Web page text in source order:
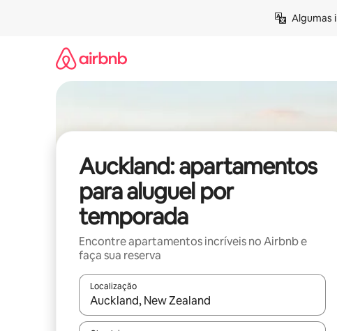
Algumas
Auckland: apartamentos
para aluguel por
temporada
Encontre apartamentos incríveis no Airbnb e
faça sua reserva
Localização
Quando os resultados estiverem disponíveis, explore-